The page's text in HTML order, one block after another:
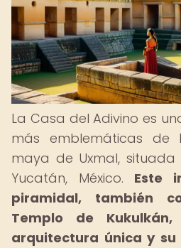
La Casa del Adivino es
más emblemáticas de
maya de Uxmal,
Yucatán, México. Este
piramidal, también
Templo de
arquitectura única y